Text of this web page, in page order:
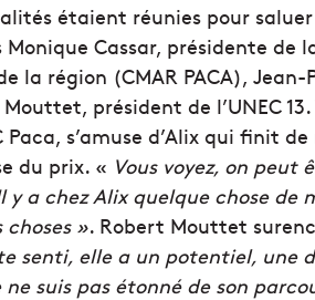
étaient réunies pour
Cassar, présidente de
la région (CMAR PACA), Jean-
président de l’UNEC
Paca, s’amuse d’Alix qui finit
du prix. « Vous voyez, on
a chez Alix quelque chose de
choses ». Robert Mouttet
senti, elle a un potentiel, une
suis pas étonné de son